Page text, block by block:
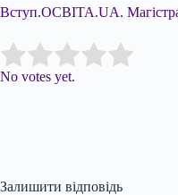
Вступ.ОСВІТА.UA.
Rate this item:
No votes yet.
Залишити відповідь